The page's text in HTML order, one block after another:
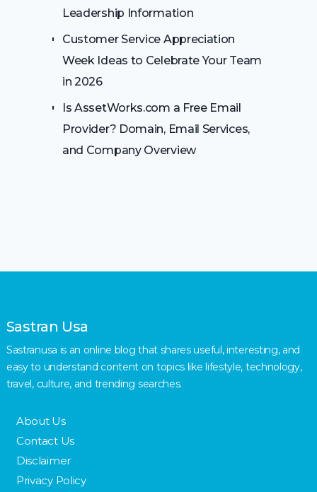
Leadership Information
Customer Service Appreciation
Week Ideas to Celebrate Your Team
in 2026
Is AssetWorks.com a Free Email
Provider? Domain, Email Services,
and Company Overview
Sastran Usa
Sastranusa is an online blog that shares useful, interesting, and
easy to understand content on topics like lifestyle, technology,
travel, culture, and trending searches.
About Us
Contact Us
Disclaimer
Privacy Policy